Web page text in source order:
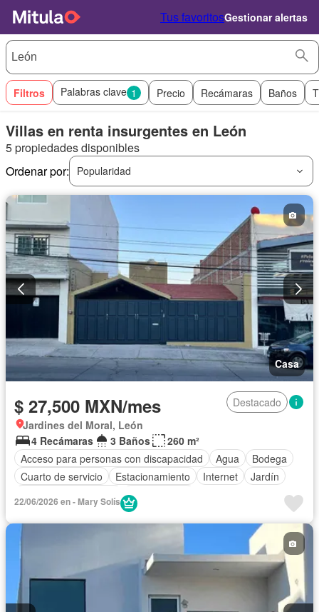
Tus favoritosGestionar alertas
Filtros Palabras clave 1 Precio Recámaras Baños
Villas en renta insurgentes en León
5 propiedades disponibles
Ordenar por:
Popularidad
Casa
$ 27,500 MXN/mes
Destacado
Jardines del Moral, León
4 Recámaras
3 Baños
260 m²
Acceso para personas con discapacidad
Agua
Bodega
Cuarto de servicio
Estacionamiento Internet
Jardín
Sin amueblar
22/06/2026 en - Mary Solís